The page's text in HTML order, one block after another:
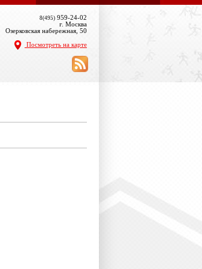
8(495) 959-24-02
г. Москва
Озерковская набережная, 50
Посмотреть на карте